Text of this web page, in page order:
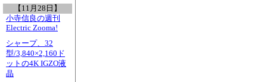
【11月28日】
小寺信良の週刊
Electric Zooma!
シャープ、32
型/3,840×2,160ド
ットの4K IGZO液
晶